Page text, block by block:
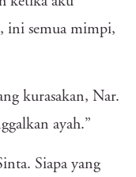
ini semua mimpi,
kurasakan, Nar.
ayah.”
Siapa yang